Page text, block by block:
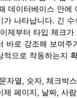
데이터베이스 안에
나타납니다. 긴 수
제부터 타입 체크가
바로 강조해 보여주
으로 작동하는지
자열, 숫자, 체크박
페이지, 날짜, 사